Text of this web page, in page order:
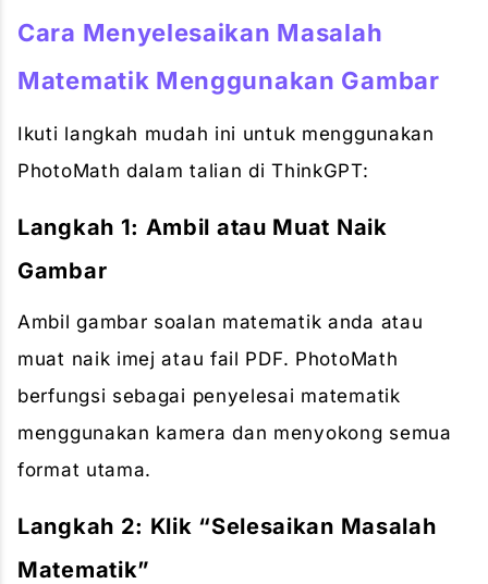
Cara Menyelesaikan Masalah
Matematik Menggunakan Gambar
Ikuti langkah mudah ini untuk menggunakan
PhotoMath dalam talian di ThinkGPT:
Langkah 1: Ambil atau Muat Naik
Gambar
Ambil gambar soalan matematik anda atau
muat naik imej atau fail PDF. PhotoMath
berfungsi sebagai penyelesai matematik
menggunakan kamera dan menyokong semua
format utama.
Langkah 2: Klik “Selesaikan Masalah
Matematik”